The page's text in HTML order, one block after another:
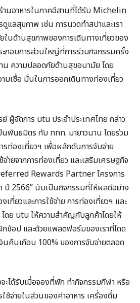
านอาหารในภาคอีสานที่ได้รับ Michelin
แลสุขภาพ เช่น การนวดทำสปาและเรา
นด้านสุขภาพของการเดินทางเที่ยวของ
กอบการส่วนใหญ่ที่การร่วมกิจกรรมครั้ง
น ความปลอดภัยด้านสุขอนามัย โดย
มเชื่อ มั่นในการออกเดินทางท่องเที่ยว
ผู้จัดการ utu ประจำประเทศไทย กล่าว
พันธมิตร กับ ททท. มายาวนาน โดยร่วม
ท่องเที่ยวฯ เพื่อผลักดันการจับจ่าย
ายจากการท่องเที่ยว และเสริมเศรษฐกิจ
Rewards Partner โครงการ
ปี 2566” นับเป็นกิจกรรมที่ให้ผลดีอย่าง
ที่ยวและการใช้จ่าย การท่องเที่ยวฯ และ
ดย utu ให้ความสำคัญกับลูกค้าโดยให้
ช้อป และด้วยแพลตฟอร์มของเราที่โดด
นคืนเกือบ 100% ของการจับจ่ายตลอด
ได้รับเมื่อจองที่พัก ทำกิจกรรมกีฬา หรือ
ช้จ่ายในส่วนของค่าอาหาร เครื่องดื่ม